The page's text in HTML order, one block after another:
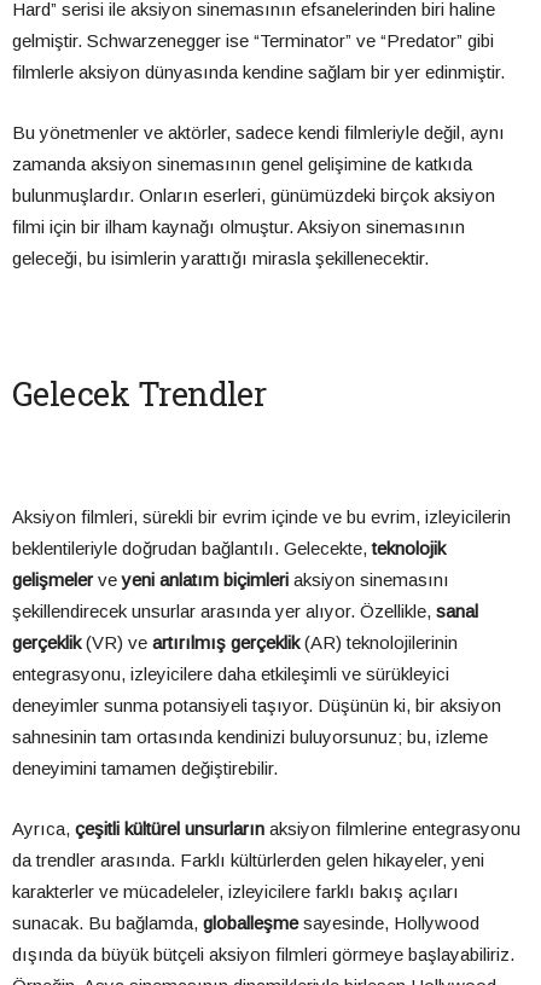
Hard” serisi ile aksiyon sinemasının efsanelerinden biri haline
gelmiştir. Schwarzenegger ise “Terminator” ve “Predator” gibi
filmlerle aksiyon dünyasında kendine sağlam bir yer edinmiştir.
Bu yönetmenler ve aktörler, sadece kendi filmleriyle değil, aynı
zamanda aksiyon sinemasının genel gelişimine de katkıda
bulunmuşlardır. Onların eserleri, günümüzdeki birçok aksiyon
filmi için bir ilham kaynağı olmuştur. Aksiyon sinemasının
geleceği, bu isimlerin yarattığı mirasla şekillenecektir.
Gelecek Trendler
Aksiyon filmleri, sürekli bir evrim içinde ve bu evrim, izleyicilerin
beklentileriyle doğrudan bağlantılı. Gelecekte,teknolojik
gelişmelerveyeni anlatım biçimleri aksiyon sinemasını
şekillendirecek unsurlar arasında yer alıyor. Özellikle, sanal
gerçeklik(VR) ve artırılmış gerçeklik(AR) teknolojilerinin
entegrasyonu, izleyicilere daha etkileşimli ve sürükleyici
deneyimler sunma potansiyeli taşıyor. Düşünün ki, bir aksiyon
sahnesinin tam ortasında kendinizi buluyorsunuz; bu, izleme
deneyimini tamamen değiştirebilir.
Ayrıca, çeşitli kültürel unsurların aksiyon filmlerine entegrasyonu
da trendler arasında. Farklı kültürlerden gelen hikayeler, yeni
karakterler ve mücadeleler, izleyicilere farklı bakış açıları
sunacak. Bu bağlamda, globalleşmesayesinde, Hollywood
dışında da büyük bütçeli aksiyon filmleri görmeye başlayabiliriz.